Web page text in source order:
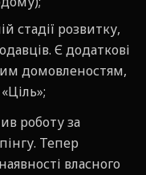
стадії розвитку,
Є додаткові
домовленостям,
роботу за
Тепер
власного